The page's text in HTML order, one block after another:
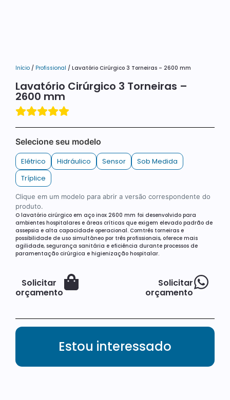
Início / Profissional / Lavatório Cirúrgico 3 Torneiras – 2600 mm
Lavatório Cirúrgico 3 Torneiras –
2600 mm
Selecione seu modelo
Elétrico Hidráulico Sensor
Sob Medida
Tríplice
Clique em um modelo para abrir a versão correspondente do
produto.
O lavatório cirúrgico em aço inox 2600 mm foi desenvolvido para
ambientes hospitalares e áreas críticas que exigem elevado padrão de
assepsia e alta capacidade operacional. Comtrês torneiras e
possibilidade de uso simultâneo por três profissionais, oferece mais
agilidade, segurança sanitária e eficiência durante processos de
paramentação cirúrgica e higienização hospitalar.
Solicitar
orçamento
Solicitar
orçamento
Estou interessado